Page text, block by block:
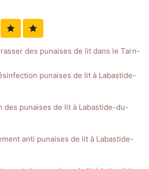
des punaises de lit dans le Tarn-
punaises de lit à Labastide-
des punaises de lit à Labastide-du-
anti punaises de lit à Labastide-